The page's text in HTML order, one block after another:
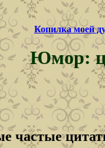
Копилка моей
Юмор:
частые